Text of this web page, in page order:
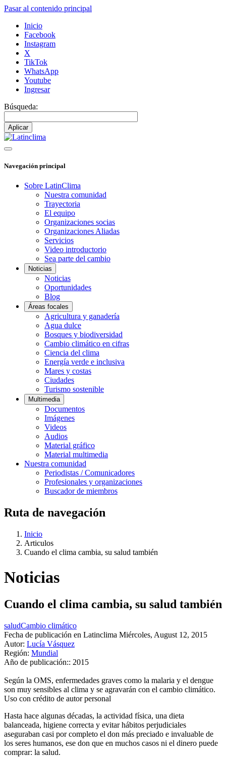
Pasar al contenido principal
Inicio
Facebook
Instagram
X
TikTok
WhatsApp
Youtube
Ingresar
Búsqueda:
Navegación principal
Sobre LatinClima
Nuestra comunidad
Trayectoria
El equipo
Organizaciones socias
Organizaciones Aliadas
Servicios
Video introductorio
Sea parte del cambio
Noticias
Noticias
Oportunidades
Blog
Áreas focales
Agricultura y ganadería
Agua dulce
Bosques y biodiversidad
Cambio climático en cifras
Ciencia del clima
Energía verde e inclusiva
Mares y costas
Ciudades
Turismo sostenible
Multimedia
Documentos
Imágenes
Videos
Audios
Material gráfico
Material multimedia
Nuestra comunidad
Periodistas / Comunicadores
Profesionales y organizaciones
Buscador de miembros
Ruta de navegación
Inicio
Articulos
Cuando el clima cambia, su salud también
Noticias
Cuando el clima cambia, su salud también
saludCambio climático
Fecha de publicación en Latinclima Miércoles, August 12, 2015
Autor: Lucía Vásquez
Región: Mundial
Año de publicación:: 2015
Según la OMS, enfermedades graves como la malaria y el dengue
son muy sensibles al clima y se agravarán con el cambio climático.
Uso con crédito de autor personal
Hasta hace algunas décadas, la actividad física, una dieta
balanceada, higiene correcta y evitar hábitos perjudiciales
aseguraban casi por completo el don más preciado e invaluable de
los seres humanos, ese don que en muchos casos ni el dinero puede
comprar: la salud.